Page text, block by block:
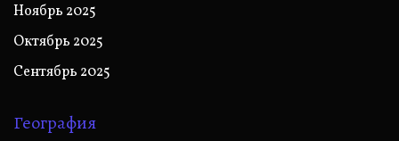
Ноябрь 2025
Октябрь 2025
Сентябрь 2025
География